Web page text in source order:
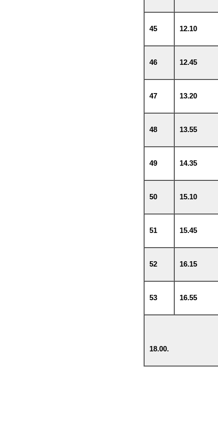
45 12.10
46 12.45
47 13.20
48 13.55
49 14.35
50 15.10
51 15.45
52 16.15
53 16.55